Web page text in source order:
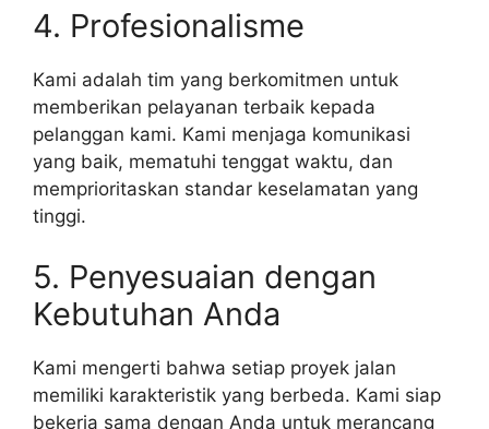
4. Profesionalisme
Kami adalah tim yang berkomitmen untuk
memberikan pelayanan terbaik kepada
pelanggan kami. Kami menjaga komunikasi
yang baik, mematuhi tenggat waktu, dan
memprioritaskan standar keselamatan yang
tinggi.
5. Penyesuaian dengan
Kebutuhan Anda
Kami mengerti bahwa setiap proyek jalan
memiliki karakteristik yang berbeda. Kami siap
bekerja sama dengan Anda untuk merancang